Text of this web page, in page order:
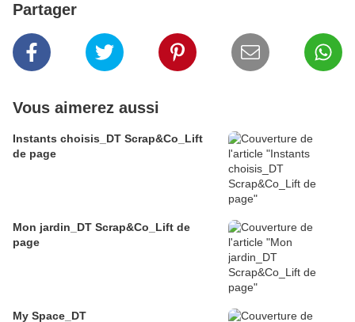
Partager
Vous aimerez aussi
Instants choisis_DT Scrap&Co_Lift
de page
Mon jardin_DT Scrap&Co_Lift de
page
My Space_DT